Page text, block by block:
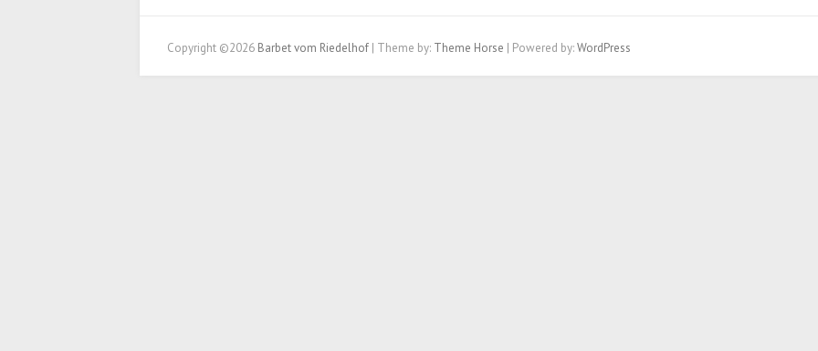
Copyright ©2026 Barbet vom Riedelhof | Theme by: Theme Horse | Powered by:WordPress